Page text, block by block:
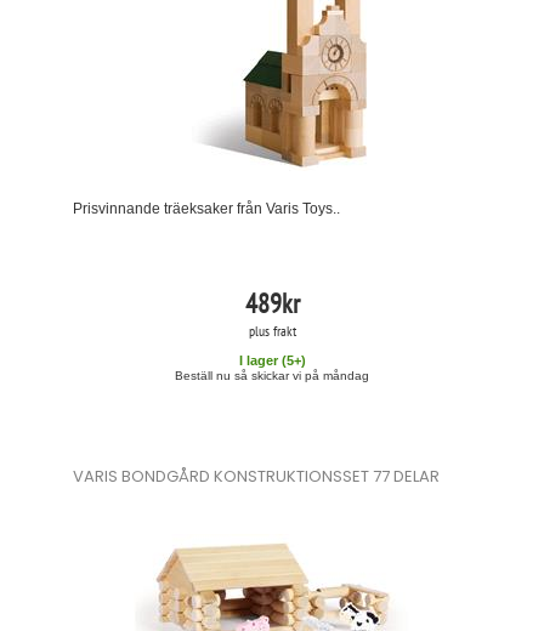
Prisvinnande träeksaker från Varis Toys..
489kr
plus frakt
I lager (5+)
Beställ nu så skickar vi på måndag
VARIS BONDGÅRD KONSTRUKTIONSSET 77 DELAR